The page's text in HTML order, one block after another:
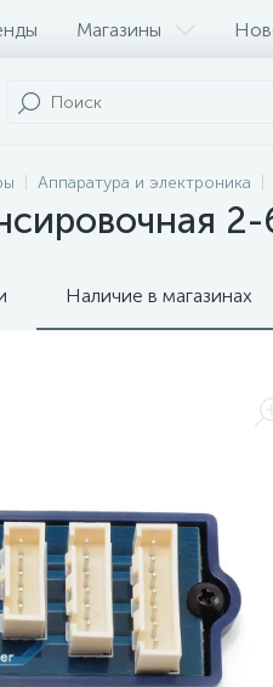
Магазины
Аппаратура и электроника
Наличие в магазинах